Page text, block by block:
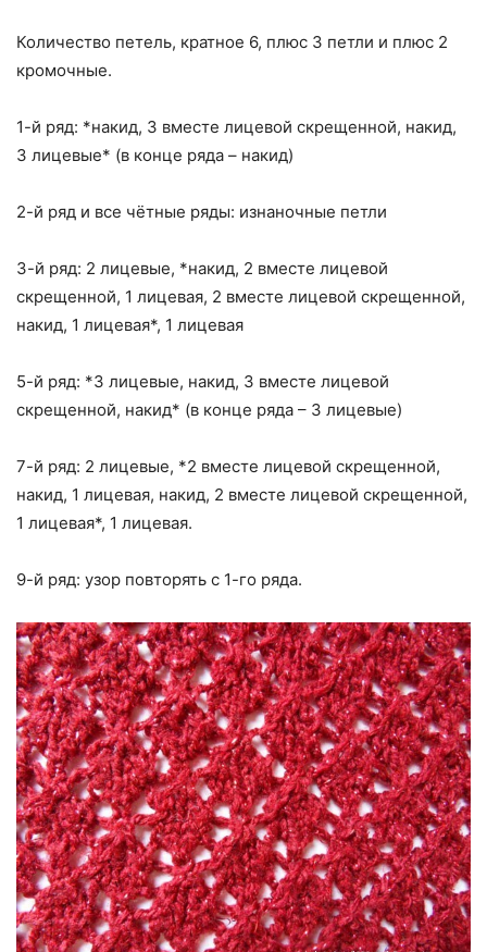
Количество петель, кратное 6, плюс 3 петли и плюс 2
кромочные.
1-й ряд: *накид, 3 вместе лицевой скрещенной, накид,
3 лицевые* (в конце ряда – накид)
2-й ряд и все чётные ряды: изнаночные петли
3-й ряд: 2 лицевые, *накид, 2 вместе лицевой
скрещенной, 1 лицевая, 2 вместе лицевой скрещенной,
накид, 1 лицевая*, 1 лицевая
5-й ряд: *3 лицевые, накид, 3 вместе лицевой
скрещенной, накид* (в конце ряда – 3 лицевые)
7-й ряд: 2 лицевые, *2 вместе лицевой скрещенной,
накид, 1 лицевая, накид, 2 вместе лицевой скрещенной,
1 лицевая*, 1 лицевая.
9-й ряд: узор повторять с 1-го ряда.